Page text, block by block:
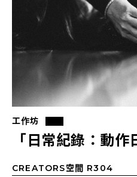
工作坊
「日常紀錄：動
CREATORS空間 R304